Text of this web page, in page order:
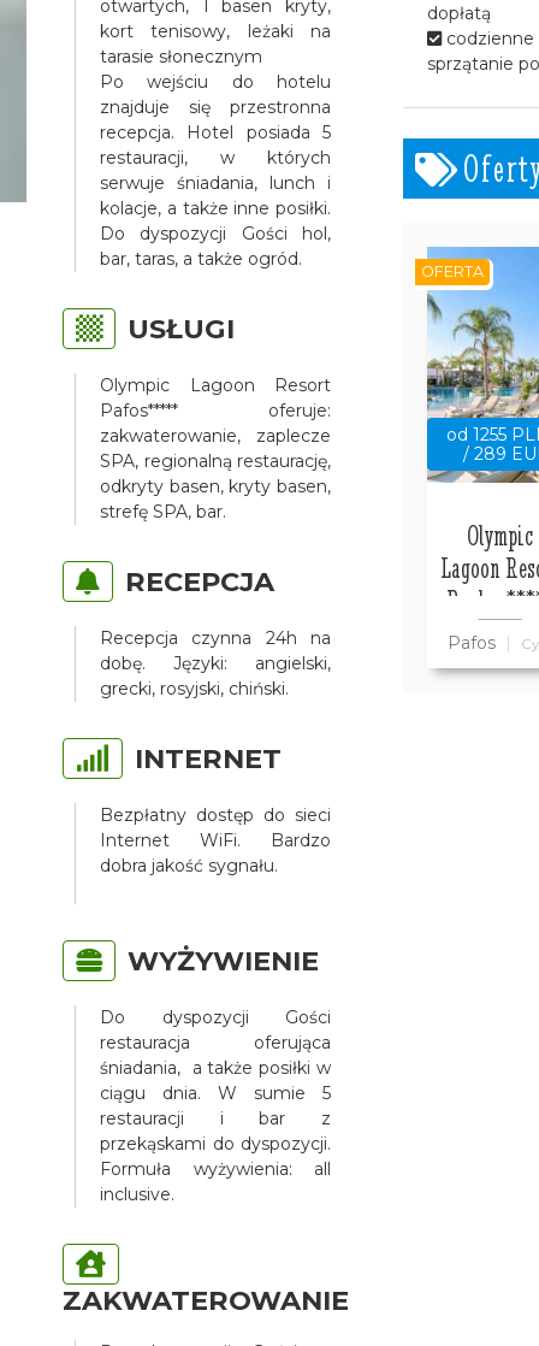
otwartych, 1 basen kryty,
kort tenisowy, leżaki na
tarasie słonecznym
Po wejściu do hotelu
znajduje się przestronna
recepcja. Hotel posiada 5
restauracji, w których
serwuje śniadania, lunch i
kolacje, a także inne posiłki.
Do dyspozycji Gości hol,
bar, taras, a także ogród.
USŁUGI
Olympic Lagoon Resort
Pafos***** oferuje:
zakwaterowanie, zaplecze
SPA, regionalną restaurację,
odkryty basen, kryty basen,
strefę SPA, bar.
RECEPCJA
Recepcja czynna 24h na
dobę. Języki: angielski,
grecki, rosyjski, chiński.
INTERNET
Bezpłatny dostęp do sieci
Internet WiFi. Bardzo
dobra jakość sygnału.
WYŻYWIENIE
Do dyspozycji Gości
restauracja oferująca
śniadania, a także posiłki w
ciągu dnia. W sumie 5
restauracji i bar z
przekąskami do dyspozycji.
Formuła wyżywienia: all
inclusive.
ZAKWATEROWANIE
dopłatą
codzienne
sprzątanie
od 1255
/ 289
Olympic
Lagoon
Pafos
OFERTA